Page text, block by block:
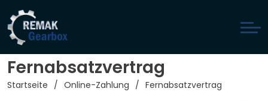
Fernabsatzvertrag
Startseite Online-Zahlung Fernabsatzvertrag